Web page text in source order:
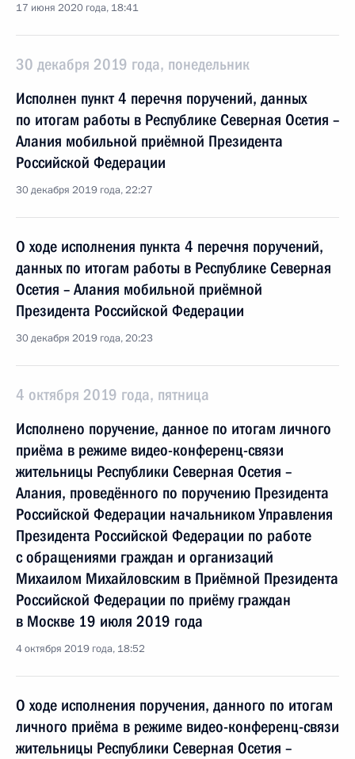
17 июня 2020 года, 18:41
30 декабря 2019 года, понедельник
Исполнен пункт 4 перечня поручений, данных
по итогам работы в Республике Северная Осетия –
Алания мобильной приёмной Президента
Российской Федерации
30 декабря 2019 года, 22:27
О ходе исполнения пункта 4 перечня поручений,
данных по итогам работы в Республике Северная
Осетия – Алания мобильной приёмной
Президента Российской Федерации
30 декабря 2019 года, 20:23
4 октября 2019 года, пятница
Исполнено поручение, данное по итогам личного
приёма в режиме видео-конференц-связи
жительницы Республики Северная Осетия –
Алания, проведённого по поручению Президента
Российской Федерации начальником Управления
Президента Российской Федерации по работе
с обращениями граждан и организаций
Михаилом Михайловским в Приёмной Президента
Российской Федерации по приёму граждан
в Москве 19 июля 2019 года
4 октября 2019 года, 18:52
О ходе исполнения поручения, данного по итогам
личного приёма в режиме видео-конференц-связи
жительницы Республики Северная Осетия –